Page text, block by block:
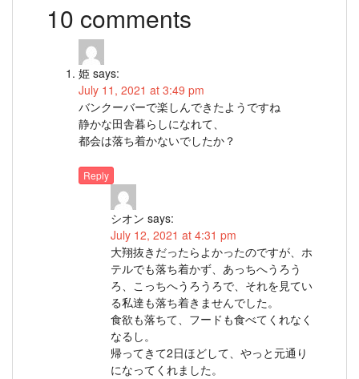
10 comments
姫 says:
July 11, 2021 at 3:49 pm
バンクーバーで楽しんできたようですね
静かな田舎暮らしになれて、
都会は落ち着かないでしたか？
Reply
シオン says:
July 12, 2021 at 4:31 pm
大翔抜きだったらよかったのですが、ホ
テルでも落ち着かず、あっちへうろう
ろ、こっちへうろうろで、それを見てい
る私達も落ち着きませんでした。
食欲も落ちて、フードも食べてくれなく
なるし。
帰ってきて2日ほどして、やっと元通り
になってくれました。